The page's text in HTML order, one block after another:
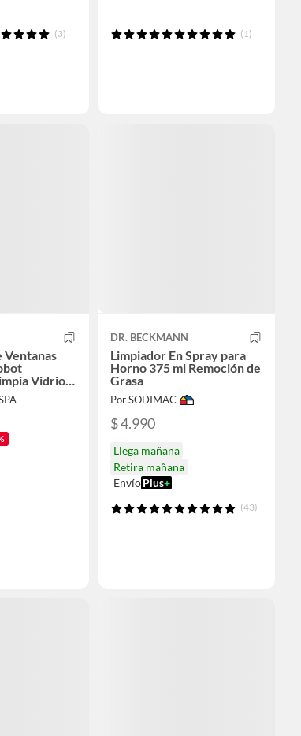
(3) (1)
Ventanas
Vidrios
Remoto
DR. BECKMANN
Limpiador En Spray para
Horno 375 ml Remoción de
Grasa
Por SODIMAC
$ 4.990
Llega mañana
Retira mañana
EnvíoPlus+
(43)